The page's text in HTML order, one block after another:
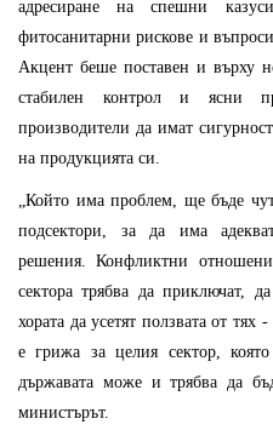
адресиране на спешни
фитосанитарни рискове и
Акцент беше поставен и върху
стабилен контрол и ясни
производители да имат
на продукцията си.
„Който има проблем, ще бъде
подсектори, за да има
решения. Конфликтни
сектора трябва да приключат,
хората да усетят ползвата от
е грижа за целия сектор,
държавата може и трябва да
министърът.